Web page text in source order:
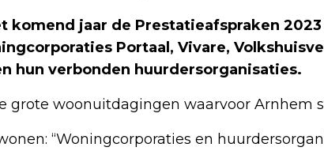
komend jaar de Prestatieafspraken
Portaal, Vivare,
hun verbonden huurdersorganisaties.
grote woonuitdagingen waarvoor Arnhem
“Woningcorporaties en